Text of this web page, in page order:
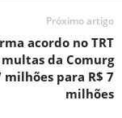
Próximo artigo
acordo no TRT
da Comurg
milhões para R$ 7
milhões